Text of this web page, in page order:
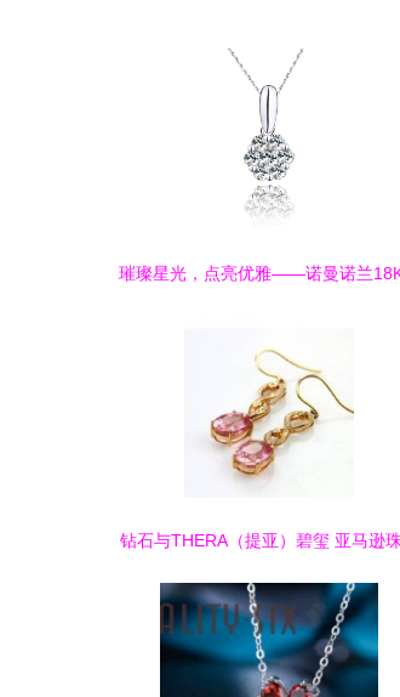
璀璨星光，点亮优雅——诺曼诺兰
钻石与THERA（提亚）碧玺 亚马逊